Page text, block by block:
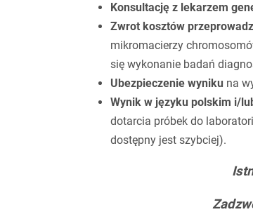
Konsultację z lekarzem
Zwrot kosztów
mikromacierzy
się wykonanie badań
Ubezpieczenie wyniku na
Wynik w języku polskim i/
dotarcia próbek do
dostępny jest szybciej).